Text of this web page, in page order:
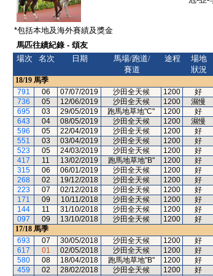
*包括本地及海外賽績及獎金
馬匹往績紀錄 - 頌友
場次
名次 日期
馬場/跑道/
賽道
途程
場地
狀況
18/19 馬季
791
06 07/07/2019 沙田全天候 1200 好
736
05 12/06/2019 沙田全天候 1200 濕慢
695
03 29/05/2019 跑馬地草地"C" 1200 好
643
04 08/05/2019 沙田全天候 1200 濕慢
596
05 22/04/2019 沙田全天候 1200 好
551
03 03/04/2019 沙田全天候 1200 好
523
05 24/03/2019 沙田全天候 1200 好
417
11 13/02/2019 跑馬地草地"B" 1200 好
315
06 06/01/2019 沙田全天候 1200 好
268
02 19/12/2018 沙田全天候 1200 好
223
07 02/12/2018 沙田全天候 1200 好
171
09 10/11/2018 沙田全天候 1200 好
144
11 31/10/2018 沙田全天候 1200 好
097
09 13/10/2018 沙田全天候 1200 好
17/18 馬季
693
07 30/05/2018 沙田全天候 1200 好
617
01 02/05/2018 沙田全天候 1200 好
580
08 18/04/2018 跑馬地草地"B" 1200 好
459
02 28/02/2018 沙田全天候 1200 好